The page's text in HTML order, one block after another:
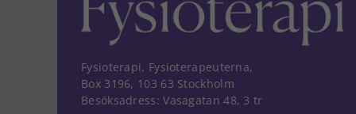
Fysioterapi, Fysioterapeuterna,
Box 3196, 103 63 Stockholm
Besöksadress: Vasagatan 48, 3 tr